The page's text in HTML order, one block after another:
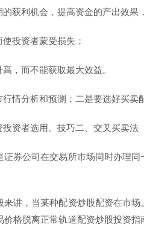
获利机会，提高资金的产出效果
投资者蒙受损失；
，而不能获取最大效益。
情分析和预测；二是要选好买卖
资者选用。技巧二、交叉买卖法
券公司在交易所市场同时办理
讲，当某种配资炒股配资在市
格脱离正常轨道配资炒股投资